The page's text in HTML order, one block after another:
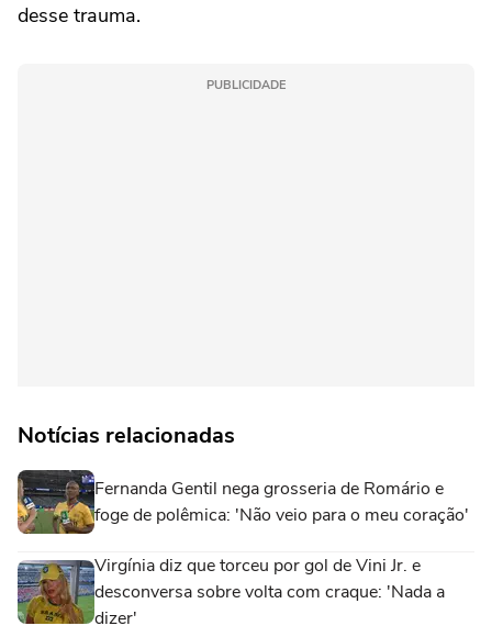
desse trauma.
PUBLICIDADE
Notícias relacionadas
Fernanda Gentil nega grosseria de Romário e
foge de polêmica: 'Não veio para o meu coração'
Virgínia diz que torceu por gol de Vini Jr. e
desconversa sobre volta com craque: 'Nada a
dizer'